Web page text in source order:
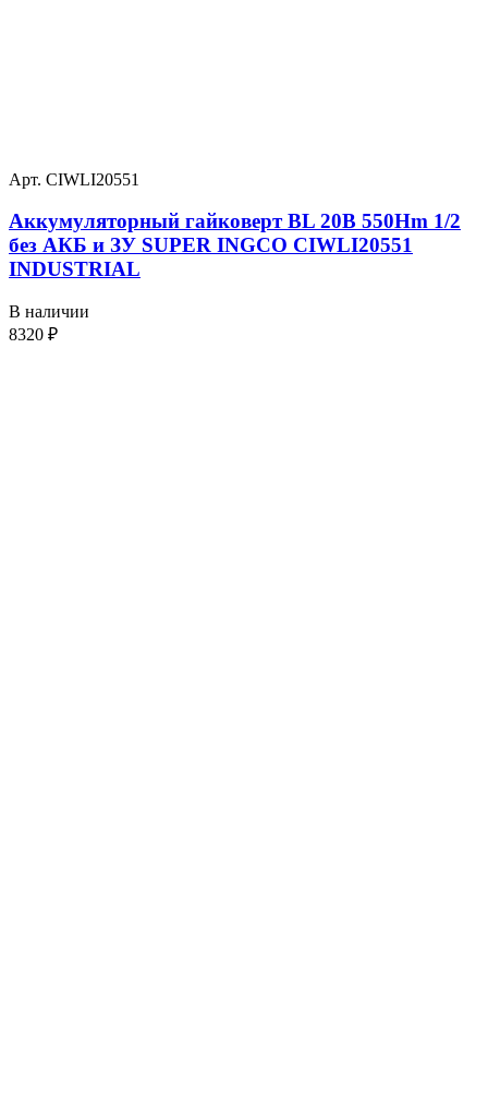
Арт. CIWLI20551
Аккумуляторный гайковерт BL 20В 550Hm 1/2
без АКБ и ЗУ SUPER INGCO CIWLI20551
INDUSTRIAL
В наличии
8320 ₽